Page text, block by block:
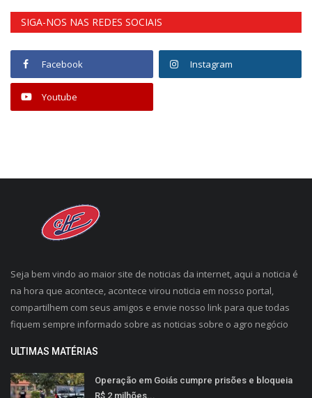
SIGA-NOS NAS REDES SOCIAIS
Facebook Instagram
Youtube
Seja bem vindo ao maior site de noticias da internet, aqui a noticia é
na hora que acontece, acontece virou noticia em nosso portal,
compartilhem com seus amigos e envie nosso link para que todas
fiquem sempre informado sobre as noticias sobre o agro negócio
ULTIMAS MATÉRIAS
Operação em Goiás cumpre prisões e bloqueia
R$ 2 milhões...